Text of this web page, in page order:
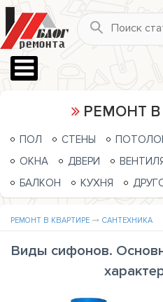
РЕМОНТ В
ПОЛ СТЕНЫ
ОКНА
ДВЕРИ
БАЛКОН
КУХНЯ
РЕМОНТ В КВАРТИРЕ САНТЕХНИКА
Виды сифонов.